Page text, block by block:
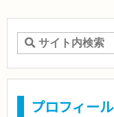
プロフィール